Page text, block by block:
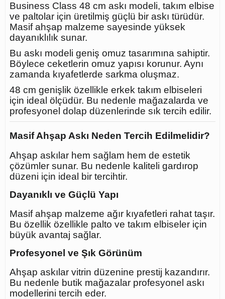
Business Class 48 cm askı modeli, takım elbise
ve paltolar için üretilmiş güçlü bir askı türüdür.
Masif ahşap malzeme sayesinde yüksek
dayanıklılık sunar.
Bu askı modeli geniş omuz tasarımına sahiptir.
Böylece ceketlerin omuz yapısı korunur. Aynı
zamanda kıyafetlerde sarkma oluşmaz.
48 cm genişlik özellikle erkek takım elbiseleri
için ideal ölçüdür. Bu nedenle mağazalarda ve
profesyonel dolap düzenlerinde sık tercih edilir.
Masif Ahşap Askı Neden Tercih Edilmelidir?
Ahşap askılar hem sağlam hem de estetik
çözümler sunar. Bu nedenle kaliteli gardırop
düzeni için ideal bir tercihtir.
Dayanıklı ve Güçlü Yapı
Masif ahşap malzeme ağır kıyafetleri rahat taşır.
Bu özellik özellikle palto ve takım elbiseler için
büyük avantaj sağlar.
Profesyonel ve Şık Görünüm
Ahşap askılar vitrin düzenine prestij kazandırır.
Bu nedenle butik mağazalar profesyonel askı
modellerini tercih eder.